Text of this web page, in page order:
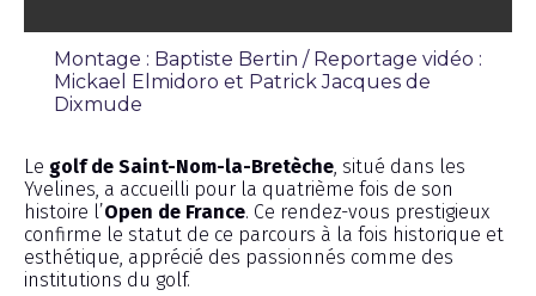
Montage : Baptiste Bertin / Reportage vidéo :
Mickael Elmidoro et Patrick Jacques de
Dixmude
Le golf de Saint-Nom-la-Bretèche , situé dans les
Yvelines, a accueilli pour la quatrième fois de son
histoire l’Open de France. Ce rendez-vous prestigieux
confirme le statut de ce parcours à la fois historique et
esthétique, apprécié des passionnés comme des
institutions du golf.